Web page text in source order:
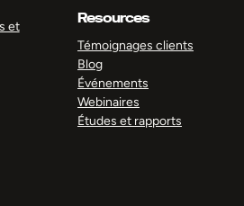
et
Resources
Témoignages clients
Blog
Événements
Webinaires
Études et rapports